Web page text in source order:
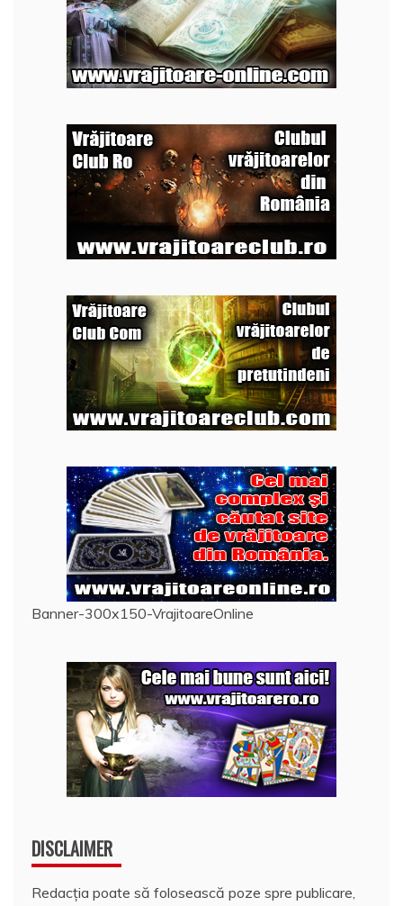
Banner-300x150-VrajitoareOnline
DISCLAIMER
Redacția poate să folosească poze spre publicare,